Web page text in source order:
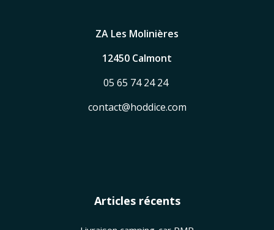
ZA Les Molinières
12450 Calmont
05 65 74 24 24
contact@hoddice.com
Articles récents